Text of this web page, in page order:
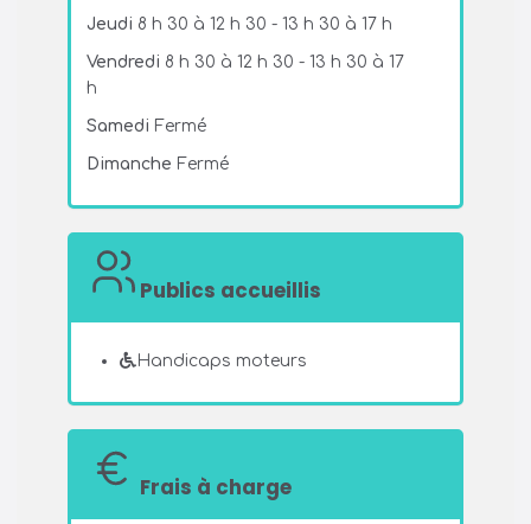
Jeudi 8 h 30 à 12 h 30 - 13 h 30 à 17 h
Vendredi 8 h 30 à 12 h 30 - 13 h 30 à 17
h
Samedi Fermé
Dimanche Fermé
Publics accueillis
Handicaps moteurs
Frais à charge